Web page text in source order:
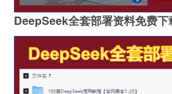
DeepSeek全套部署资料免费下